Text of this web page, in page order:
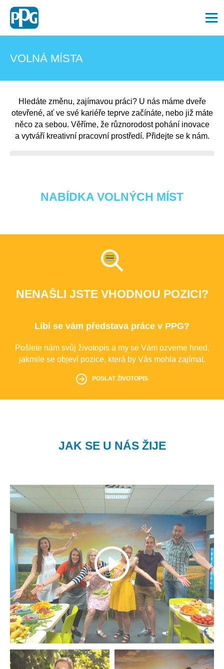
VOLNÁ MÍSTA
Hledáte změnu, zajímavou práci? U nás máme dveře
otevřené, ať ve své kariéře teprve začínáte, nebo již máte
něco za sebou. Věříme, že různorodost pohání inovace
a vytváří kreativní pracovní prostředí. Přidejte se k nám.
NABÍDKA VOLNÝCH MÍST
NENAŠLI JSTE VHODNOU POZICI?
Líbí se vám představa práce v PPG?
Pošlete nám svůj životopis a my se Vám ozveme hned,
jakmile se objeví pozice, která by Vás mohla zajímat.
POSLAT ŽIVOTOPIS
JAK SE U NÁS ŽIJE